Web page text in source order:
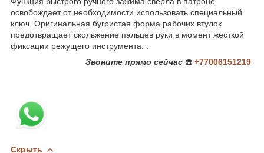
освобождает от необходимости использовать специальный
ключ. Оригинальная бугристая форма рабочих втулок
предотвращает скольжение пальцев руки в момент жесткой
фиксации режущего инструмента. .
Звоните прямо сейчас ☎️ +77006151219
Скрыть